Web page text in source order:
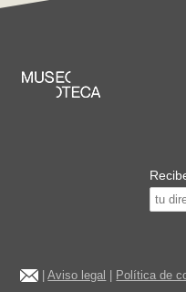
|Aviso legal Política de